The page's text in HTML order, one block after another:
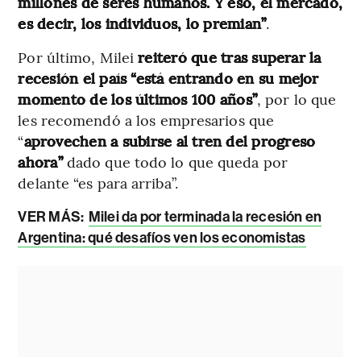
es decir, los individuos, lo premian”.
Por último, Mileireiteró que tras superar la
recesión el país “está entrando en su mejor
momento de los últimos 100 años”, por lo que
les recomendó a los empresarios que
“aprovechen a subirse al tren del progreso
ahora”dado que todo lo que queda por
delante “es para arriba”.
VER MÁS: Milei da por terminada la recesión en
Argentina: qué desafíos ven los economistas